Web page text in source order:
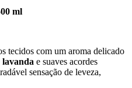
ml
tecidos com um aroma delicado
lavanda e suaves acordes
sensação de leveza,